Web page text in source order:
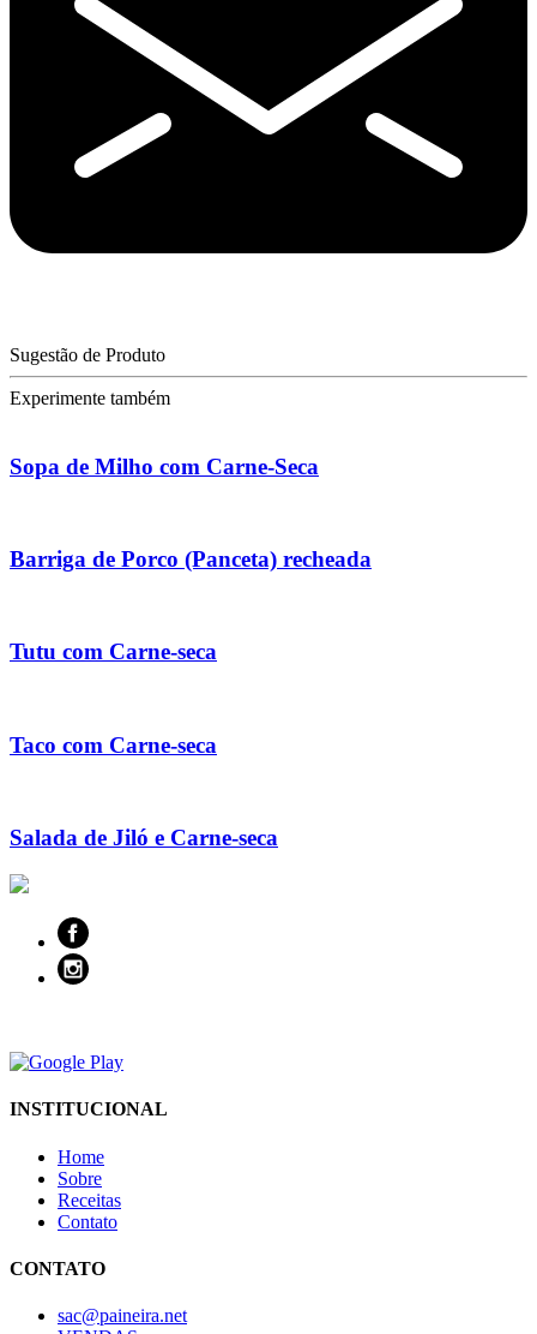
Sugestão de Produto
Experimente também
Sopa de Milho com Carne-Seca
Barriga de Porco (Panceta) recheada
Tutu com Carne-seca
Taco com Carne-seca
Salada de Jiló e Carne-seca
INSTITUCIONAL
Home
Sobre
Receitas
Contato
CONTATO
sac@paineira.net